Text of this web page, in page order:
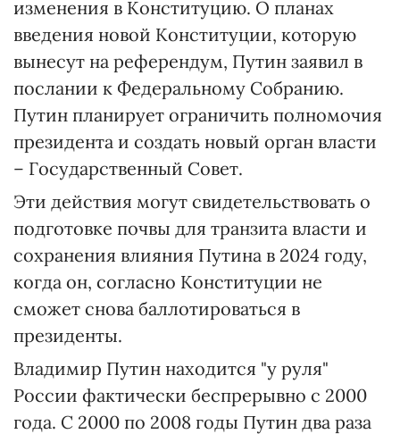
изменения в Конституцию. О планах
введения новой Конституции, которую
вынесут на референдум, Путин заявил в
послании к Федеральному Собранию.
Путин планирует ограничить полномочия
президента и создать новый орган власти
– Государственный Совет.
Эти действия могут свидетельствовать о
подготовке почвы для транзита власти и
сохранения влияния Путина в 2024 году,
когда он, согласно Конституции не
сможет снова баллотироваться в
президенты.
Владимир Путин находится "у руля"
России фактически беспрерывно с 2000
года. С 2000 по 2008 годы Путин два раза